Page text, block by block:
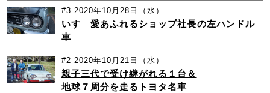
#3 2020年10月28日（水）
いすゞ愛あふれるショップ社長の左ハンドル
車
#2 2020年10月21日（水）
親子三代で受け継がれる１台＆
地球７周分を走るトヨタ名車